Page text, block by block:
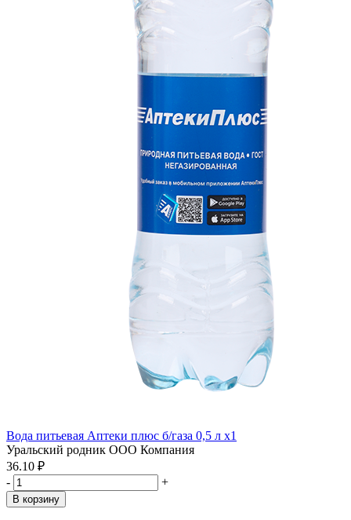
Вода питьевая Аптеки плюс б/газа 0,5 л x1
Уральский родник ООО Компания
36.10 ₽
-
+
В корзину